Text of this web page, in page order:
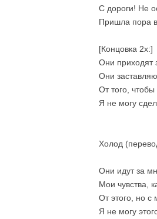
С дороги! Не
Пришла пора
[Концовка 2x:]
Они приходят
Они
От того,
Я не могу
Холод
Они идут за
Мои чувства,
От этого, но с
Я не могу